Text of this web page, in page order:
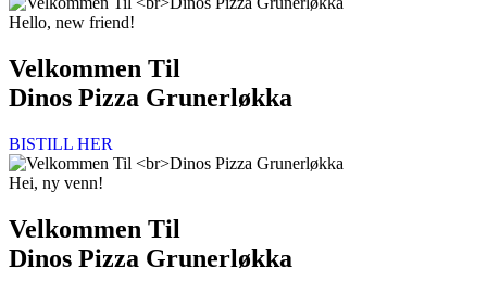
Hello, new friend!
Velkommen Til
Dinos Pizza Grunerløkka
BISTILL HER
Hei, ny venn!
Velkommen Til
Dinos Pizza Grunerløkka